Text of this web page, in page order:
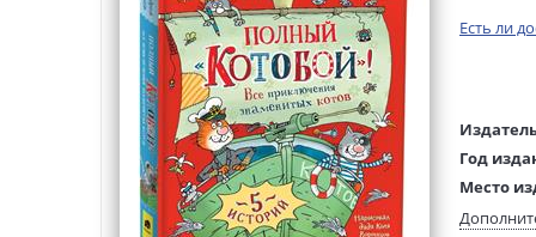
Есть ли
Год
Место
Возраст: